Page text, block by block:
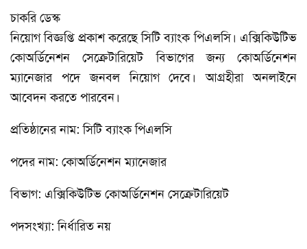
চাকরি ডেস্ক
নিয়োগ বিজ্ঞপ্তি প্রকাশ করেছে সিটি ব্যাংক পিএলসি। এক্সিকিউটিভ
কোঅর্ডিনেশন সেক্রেটারিয়েট বিভাগের জন্য কোঅর্ডিনেশন
ম্যানেজার পদে জনবল নিয়োগ দেবে। আগ্রহীরা অনলাইনে
আবেদন করতে পারবেন।
প্রতিষ্ঠানের নাম: সিটি ব্যাংক পিএলসি
পদের নাম: কোঅর্ডিনেশন ম্যানেজার
বিভাগ: এক্সিকিউটিভ কোঅর্ডিনেশন সেক্রেটারিয়েট
পদসংখ্যা: নির্ধারিত নয়